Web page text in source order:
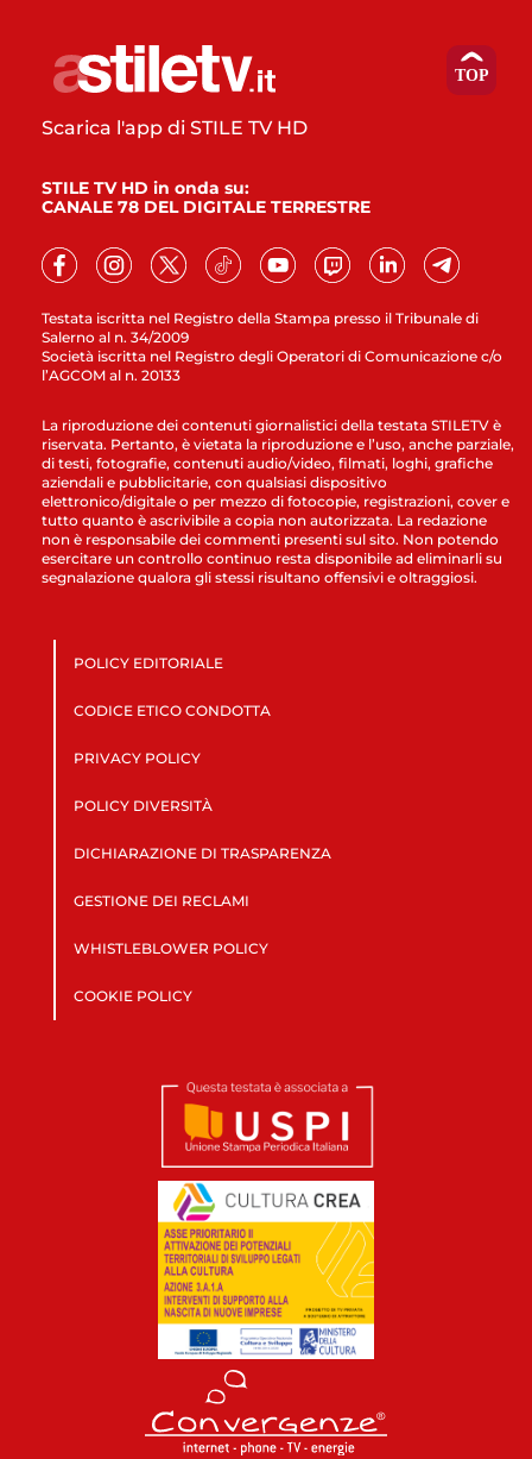
Testata iscritta nel Registro della Stampa presso il Tribunale di
Salerno al n. 34/2009
Società iscritta nel Registro degli Operatori di Comunicazione c/o
l’AGCOM al n. 20133
Scarica l'app di STILE TV HD
STILE TV HD in onda su:
CANALE 78 DEL DIGITALE TERRESTRE
La riproduzione dei contenuti giornalistici della testata STILETV è
riservata. Pertanto, è vietata la riproduzione e l’uso, anche parziale,
di testi, fotografie, contenuti audio/video, filmati, loghi, grafiche
aziendali e pubblicitarie, con qualsiasi dispositivo
elettronico/digitale o per mezzo di fotocopie, registrazioni, cover e
tutto quanto è ascrivibile a copia non autorizzata. La redazione
non è responsabile dei commenti presenti sul sito. Non potendo
esercitare un controllo continuo resta disponibile ad eliminarli su
segnalazione qualora gli stessi risultano offensivi e oltraggiosi.
POLICY EDITORIALE
CODICE ETICO CONDOTTA
PRIVACY POLICY
POLICY DIVERSITÀ
DICHIARAZIONE DI TRASPARENZA
GESTIONE DEI RECLAMI
WHISTLEBLOWER POLICY
COOKIE POLICY